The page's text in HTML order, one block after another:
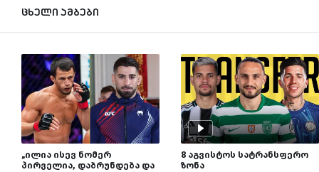
ცხელი ამბები
„ილია ისევ ნომერ
პირველია, დაბრუნდება და
8 აგვისტოს სატრანსფერო
ზონა